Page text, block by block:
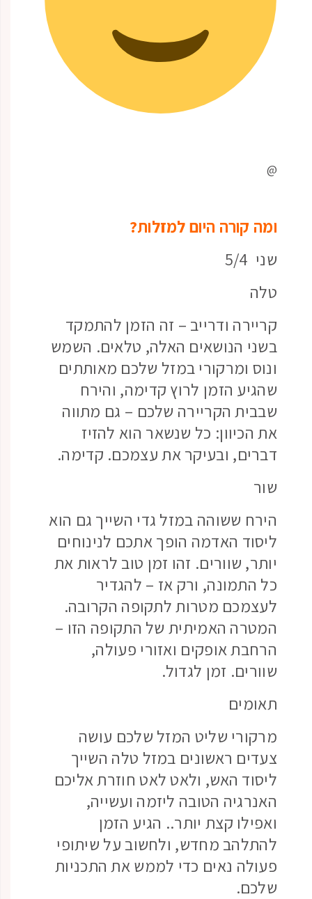
@
ומה קורה היום למזלות?
שני 5/4
טלה
קריירה ודרייב – זה הזמן להתמקד
בשני הנושאים האלה, טלאים. השמש
ונוס ומרקורי במזל שלכם מאותתים
שהגיע הזמן לרוץ קדימה, והירח
שבבית הקריירה שלכם – גם מתווה
את הכיוון: כל שנשאר הוא להזיז
דברים, ובעיקר את עצמכם. קדימה.
שור
הירח ששוהה במזל גדי השייך גם הוא
ליסוד האדמה הופך אתכם לנינוחים
יותר, שוורים. זהו זמן טוב לראות את
כל התמונה, ורק אז – להגדיר
לעצמכם מטרות לתקופה הקרובה.
המטרה האמיתית של התקופה הזו –
הרחבת אופקים ואזורי פעולה,
שוורים. זמן לגדול.
תאומים
מרקורי שליט המזל שלכם עושה
צעדים ראשונים במזל טלה השייך
ליסוד האש, ולאט לאט חוזרת אליכם
האנרגיה הטובה ליזמה ועשייה,
ואפילו קצת יותר.. הגיע הזמן
להתלהב מחדש, ולחשוב על שיתופי
פעולה נאים כדי לממש את התכניות
שלכם.